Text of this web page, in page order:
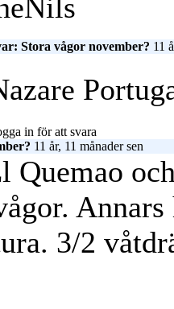
Stora vågor november? 11
in för att svara
11 år, 11 månader sen
Quemao
Annars
3/2